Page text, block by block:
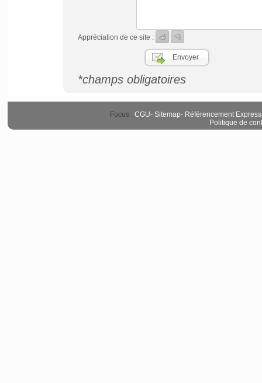
Appréciation de ce site :
*champs obligatoires
Focus : CGU- Sitemap- Référencement Express
Politique de